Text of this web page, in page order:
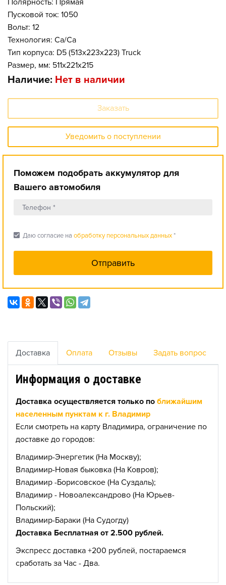
Полярность: Прямая
Пусковой ток: 1050
Вольт: 12
Технология: Ca/Ca
Тип корпуса: D5 (513x223x223) Truck
Размер, мм: 511x221x215
Наличие: Нет в наличии
Заказать
Уведомить о поступлении
Поможем подобрать аккумулятор для
Вашего автомобиля
check_box Даю согласие на обработку персональных данных*
Доставка Оплата Отзывы Задать вопрос
Информация о доставке
Доставка осуществляется только по ближайшим
населенным пунктам к г. Владимир
Если смотреть на карту Владимира, ограничение по
доставке до городов:
Владимир-Энергетик (На Москву);
Владимир-Новая быковка (На Ковров);
Владимир -Борисовское (На Суздаль);
Владимир - Новоалександрово (На Юрьев-
Польский);
Владимир-Бараки (На Судогду)
Доставка Бесплатная от 2.500 рублей.
Экспресс доставка +200 рублей, постараемся
сработать за Час - Два.